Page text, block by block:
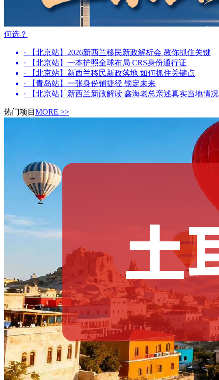
何选？
· 【北京站】2026新西兰移民新政解析会 教你抓住关键
· 【北京站】一本护照全球布局 CRS身份通行证
· 【北京站】新西兰移民新政落地 如何抓住关键点
· 【青岛站】一张身份铺捷径 锁定未来
· 【北京站】新西兰新政解读 鑫海老总亲述真实当地情况
热门项目 MORE >>